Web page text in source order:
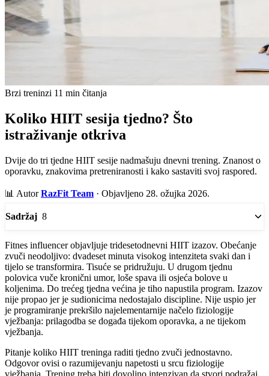
Brzi treninzi 11 min čitanja
Koliko HIIT sesija tjedno? Što
istraživanje otkriva
Dvije do tri tjedne HIIT sesije nadmašuju dnevni trening. Znanost o
oporavku, znakovima pretreniranosti i kako sastaviti svoj raspored.
📊 AutorRazFit Team · Objavljeno 28. ožujka 2026.
Sadržaj 8
Fitnes influencer objavljuje tridesetodnevni HIIT izazov. Obećanje
zvuči neodoljivo: dvadeset minuta visokog intenziteta svaki dan i
tijelo se transformira. Tisuće se pridružuju. U drugom tjednu
polovica vuče kronični umor, loše spava ili osjeća bolove u
koljenima. Do trećeg tjedna većina je tiho napustila program. Izazov
nije propao jer je sudionicima nedostajalo discipline. Nije uspio jer
je programiranje prekršilo najelementarnije načelo fiziologije
vježbanja: prilagodba se događa tijekom oporavka, a ne tijekom
vježbanja.
Pitanje koliko HIIT treninga raditi tjedno zvuči jednostavno.
Odgovor ovisi o razumijevanju napetosti u srcu fiziologije
vježbanja. Trening treba biti dovoljno intenzivan da stvori podražaj,